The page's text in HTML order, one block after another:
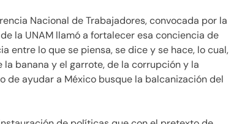
Nacional de Trabajadores, convocada por la
la UNAM llamó a fortalecer esa conciencia de
entre lo que se piensa, se dice y se hace, lo cual,
banana y el garrote, de la corrupción y la
ayudar a México busque la balcanización del